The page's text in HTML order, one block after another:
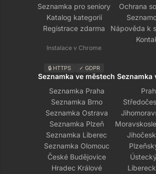
Seznamka pro seniory
Katalog kategorií
Registrace zdarma
Instalace v Chrome
🔒 HTTPS ✓ GDPR
Ochrana
Nápověda k
Seznamka ve městech
Seznamka Praha
Seznamka Brno
Seznamka Ostrava
Seznamka Plzeň
Seznamka Liberec
Seznamka Olomouc
České Budějovice
Hradec Králové
Seznamka